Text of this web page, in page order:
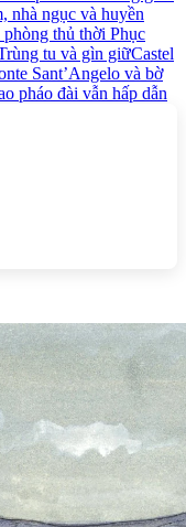
nhà ngục và huyền
thủ thời Phục
tu và gìn giữCastel
Sant’Angelo và bờ
pháo đài vẫn hấp dẫn